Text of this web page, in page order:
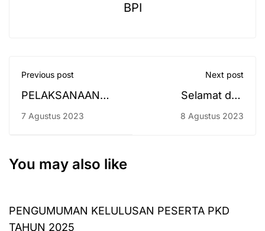
BPI
Previous post
PELAKSANAAN
TES NARKOBA
7 Agustus 2023
Next post
Selamat dan
Sukses
8 Agustus 2023
You may also like
PENGUMUMAN KELULUSAN PESERTA PKD
TAHUN 2025